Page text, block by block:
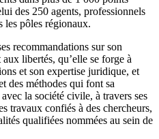
des 250 agents, professionnels
les pôles régionaux.
recommandations sur son
libertés, qu’elle se forge à
et son expertise juridique, et
des méthodes qui font sa
la société civile, à travers ses
travaux confiés à des chercheurs,
qualifiées nommées au sein de